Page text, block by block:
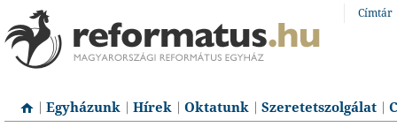
Címtár
Egyházunk Hírek Oktatunk Szeretetszolgálat